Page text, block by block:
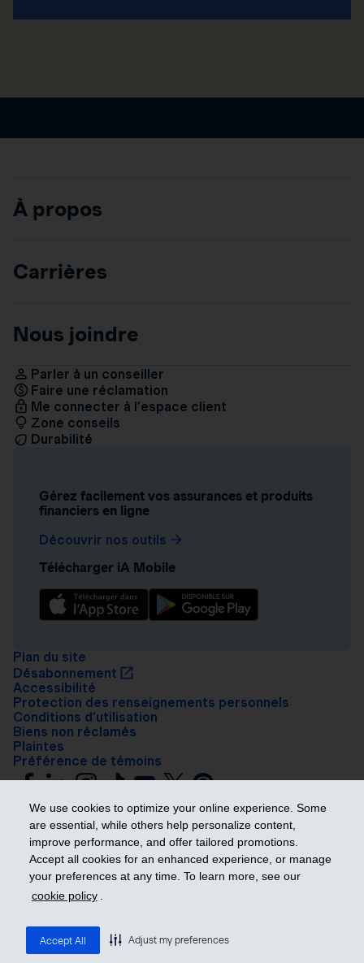
We use cookies to optimize your online experience. Some
are essential, while others help personalize content,
improve performance, and offer tailored promotions.
Accept all cookies for an enhanced experience, or manage
your preferences at any time. To learn more, see our
cookie policy .
Accept All Adjust my preferences
À propos
Carrières
Nous joindre
Parler à un conseiller
Faire une réclamation
Me connecter à l’espace client
Zone conseils
Durabilité
Gérez facilement vos assurances et produits
financiers en ligne
Découvrir nos outils
Télécharger iA Mobile
Plan du site
Désabonnement
Accessibilité
Protection des renseignements personnels
Conditions d’utilisation
Biens non réclamés
Plaintes
Préférence de témoins
Prendre les devants
Groupe financier. Tous droits réservés.